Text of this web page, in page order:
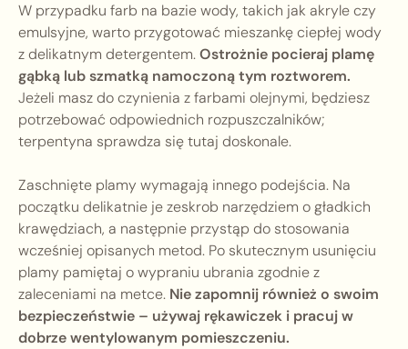
W przypadku farb na bazie wody, takich jak akryle czy
emulsyjne, warto przygotować mieszankę ciepłej wody
z delikatnym detergentem.Ostrożnie pocieraj plamę
gąbką lub szmatką namoczoną tym roztworem.
Jeżeli masz do czynienia z farbami olejnymi, będziesz
potrzebować odpowiednich rozpuszczalników;
terpentyna sprawdza się tutaj doskonale.
Zaschnięte plamy wymagają innego podejścia. Na
początku delikatnie je zeskrob narzędziem o gładkich
krawędziach, a następnie przystąp do stosowania
wcześniej opisanych metod. Po skutecznym usunięciu
plamy pamiętaj o wypraniu ubrania zgodnie z
zaleceniami na metce. Nie zapomnij również o swoim
bezpieczeństwie – używaj rękawiczek i pracuj w
dobrze wentylowanym pomieszczeniu.